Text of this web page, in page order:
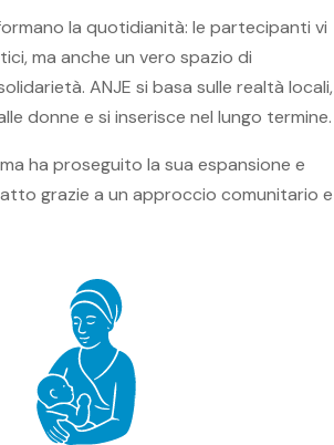
la quotidianità: le partecipanti vi
ma anche un vero spazio di
ANJE si basa sulle realtà locali,
donne e si inserisce nel lungo termine.
ha proseguito la sua espansione e
grazie a un approccio comunitario e